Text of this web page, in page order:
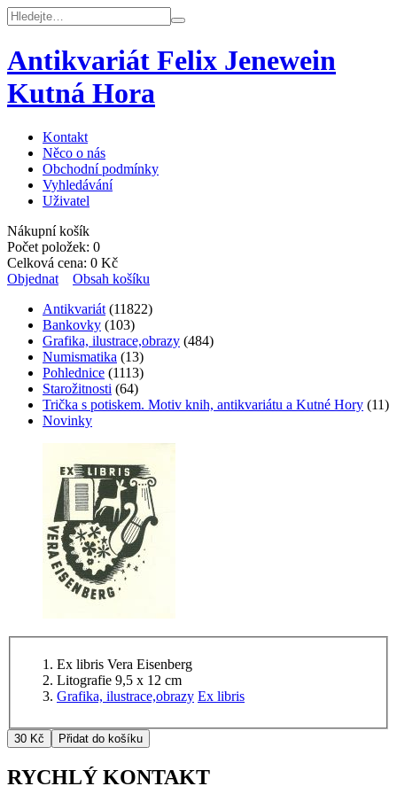
Antikvariát Felix Jenewein
Kutná Hora
Kontakt
Něco o nás
Obchodní podmínky
Vyhledávání
Uživatel
Nákupní košík
Počet položek: 0
Celková cena: 0 Kč
Objednat
Obsah košíku
Antikvariát (11822)
Bankovky (103)
Grafika, ilustrace,obrazy (484)
Numismatika (13)
Pohlednice (1113)
Starožitnosti (64)
Trička s potiskem. Motiv knih, antikvariátu a Kutné Hory (11)
Novinky
Ex libris Vera Eisenberg
Litografie 9,5 x 12 cm
Grafika, ilustrace,obrazy Ex libris
RYCHLÝ KONTAKT